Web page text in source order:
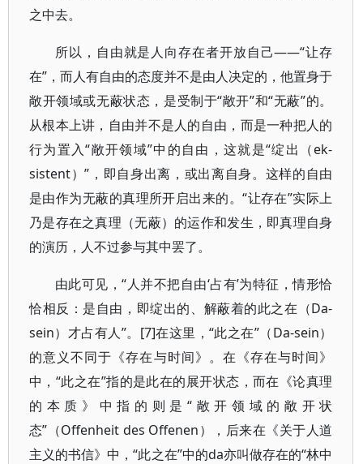
之中去。
所以，自由就是人向存在者开放自己――“让存
在”，而人有自由的态度并不是由人决定的，他置身于
敞开领域或无蔽状态，是受制于“敞开”和“无蔽”的。
从根本上讲，自由并不是人的自由，而是一种把人的
行为置入“敞开领域”中的自由，这就是“绽出（ek-
sistent）”，即自身出离，或出离自身。这样的自由
是由作为无蔽的真理所开启出来的。“让存在”实际上
乃是存在之真理（无蔽）的运作和发生，即真理自身
的演历，人不过参与其中罢了。
由此可见，“人并不把自由‘占有’为特征，情形恰
恰相反：是自由，即绽出的、解蔽着的此之在（Da-
sein）才占有人”。[7]在这里，“此之在”（Da-sein）
的意义不同于《存在与时间》。在《存在与时间》
中，“此之在”指的是此在的展开状态，而在《论真理
的本质》中指的则是“敞开领域的敞开状
态”（Offenheit des Offenen），后来在《关于人道
主义的书信》中，“此之在”中的da亦叫做存在的“林中